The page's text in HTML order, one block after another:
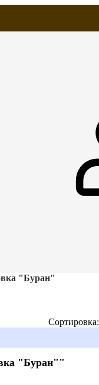
"Буран"
Сортировка:
"Буран""